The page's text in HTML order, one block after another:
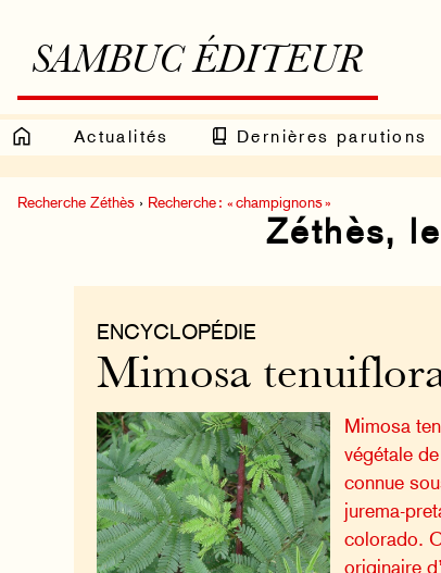
SAMBUC ÉDITEUR
Actualités Dernières parutions
Recherche Zéthès › Recherche : « champignons »
Zéthès,
ENCYCLOPÉDIE
Mimosa
Mimosa
végétale
connue
jurema-
colorado.
originaire